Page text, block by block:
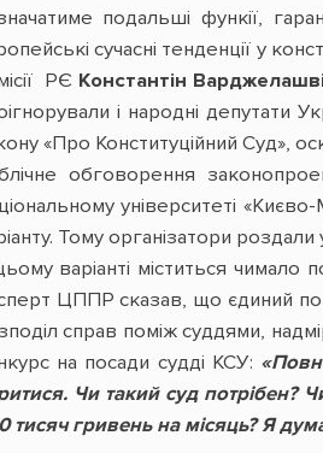
подальші функії,
сучасні тенденції у
РЄ Константін
і народні депутати
«Про Конституційний Суд»,
обговорення
університеті
Тому організатори
варіанті міститься чимало
ЦППР сказав, що єдиний
справ поміж суддями,
на посади судді КСУ:
Чи такий суд потрібен?
тисяч гривень на місяць? Я